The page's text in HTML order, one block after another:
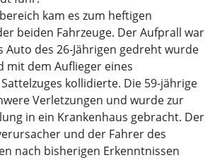
kam es zum heftigen
beiden Fahrzeuge. Der Aufprall war
Auto des 26-Jährigen gedreht wurde
mit dem Auflieger eines
kollidierte. Die 59-jährige
Verletzungen und wurde zur
in ein Krankenhaus gebracht. Der
und der Fahrer des
nach bisherigen Erkenntnissen